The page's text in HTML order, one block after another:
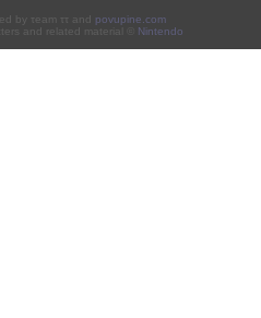
by τeam ττ and povupine.com
and related material © Nintendo